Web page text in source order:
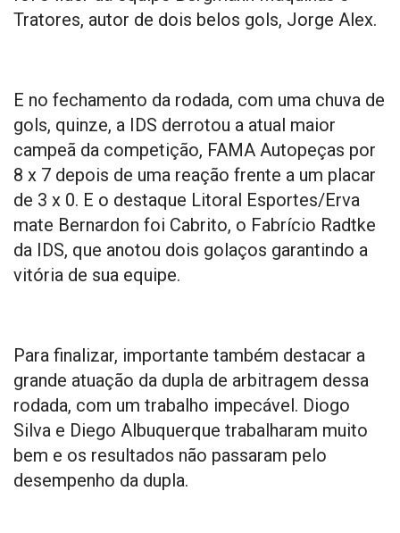
Tratores, autor de dois belos gols, Jorge Alex.
E no fechamento da rodada, com uma chuva de
gols, quinze, a IDS derrotou a atual maior
campeã da competição, FAMA Autopeças por
8 x 7 depois de uma reação frente a um placar
de 3 x 0. E o destaque Litoral Esportes/Erva
mate Bernardon foi Cabrito, o Fabrício Radtke
da IDS, que anotou dois golaços garantindo a
vitória de sua equipe.
Para finalizar, importante também destacar a
grande atuação da dupla de arbitragem dessa
rodada, com um trabalho impecável. Diogo
Silva e Diego Albuquerque trabalharam muito
bem e os resultados não passaram pelo
desempenho da dupla.